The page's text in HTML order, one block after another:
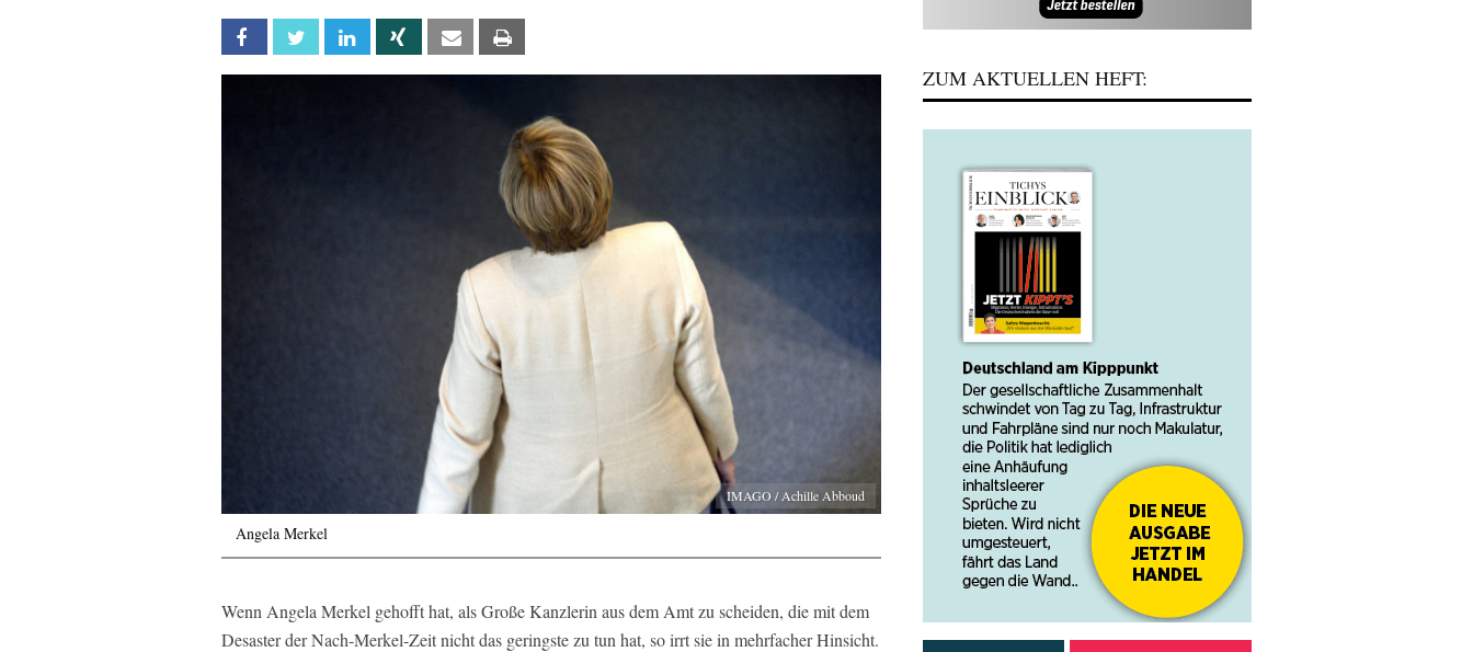
Facebook Twitter Linkedin Xing Email
IMAGO / Achille Abboud
Angela Merkel
Wenn Angela Merkel gehofft hat, als Große Kanzlerin aus dem Amt zu scheiden, die mit dem
Desaster der Nach-Merkel-Zeit nicht das geringste zu tun hat, so irrt sie in mehrfacher Hinsicht.
ZUM AKTUELLEN HEFT: